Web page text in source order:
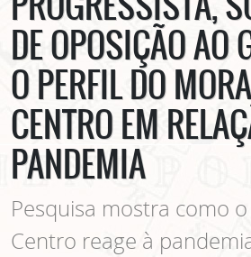
DE OPOSIÇÃO AO
O PERFIL DO
CENTRO EM
PANDEMIA
Pesquisa mostra como
Centro reage à